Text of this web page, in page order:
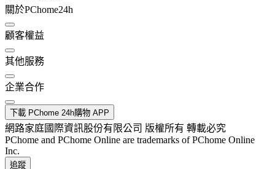
關於PChome24h
顧客權益
其他服務
企業合作
下載 PChome 24h購物 APP
網路家庭國際資訊股份有限公司 版權所有 轉載必究
PChome and PChome Online are trademarks of PChome Online
Inc.
追蹤